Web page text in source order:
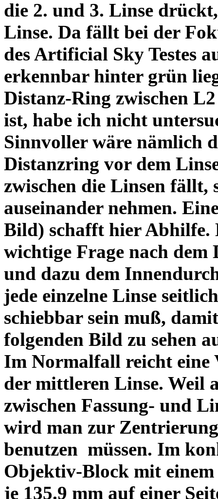
die 2. und 3. Linse
Linse. Da fällt bei der
des Artificial Sky Testes
erkennbar hinter grün
Distanz-Ring zwischen
ist, habe ich nicht
Sinnvoller wäre nämlich
Distanzring vor dem
zwischen die Linsen fällt,
auseinander nehmen.
Bild) schafft hier Abhilfe.
wichtige Frage nach dem
und dazu dem
jede einzelne Linse
schiebbar sein muß,
folgenden Bild zu sehen
Im Normalfall reicht eine
der mittleren Linse. Weil
zwischen Fassung- und
wird man zur
benutzen müssen. Im
Objektiv-Block mit einem
je 135.9 mm auf einer